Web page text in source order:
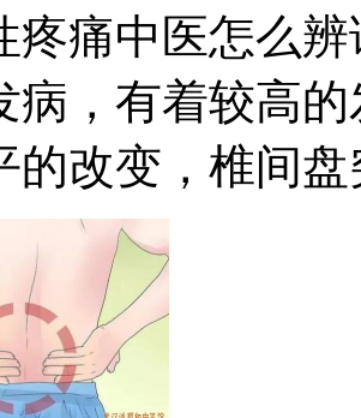
疼痛中医怎么
病，有着较高
的改变，椎间盘